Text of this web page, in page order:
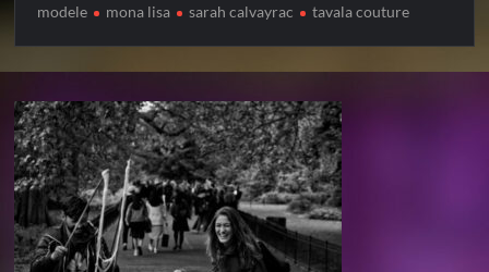
modele
mona lisa sarah calvayrac tavala couture